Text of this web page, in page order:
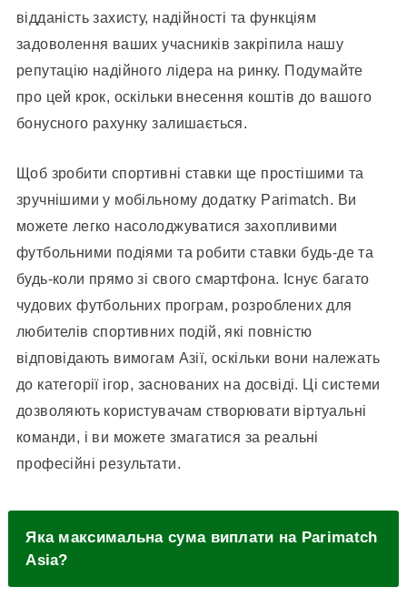
відданість захисту, надійності та функціям
задоволення ваших учасників закріпила нашу
репутацію надійного лідера на ринку. Подумайте
про цей крок, оскільки внесення коштів до вашого
бонусного рахунку залишається.
Щоб зробити спортивні ставки ще простішими та
зручнішими у мобільному додатку Parimatch. Ви
можете легко насолоджуватися захопливими
футбольними подіями та робити ставки будь-де та
будь-коли прямо зі свого смартфона. Існує багато
чудових футбольних програм, розроблених для
любителів спортивних подій, які повністю
відповідають вимогам Азії, оскільки вони належать
до категорії ігор, заснованих на досвіді. Ці системи
дозволяють користувачам створювати віртуальні
команди, і ви можете змагатися за реальні
професійні результати.
Яка максимальна сума виплати на Parimatch
Asia?